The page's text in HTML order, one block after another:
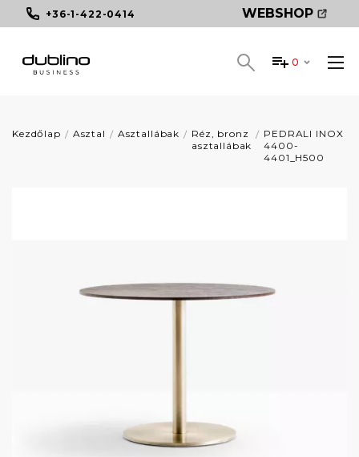
+36-1-422-0414 WEBSHOP
0
Kezdőlap Asztal Asztallábak
Réz, bronz
asztallábak
PEDRALI INOX
4400-
4401_H500